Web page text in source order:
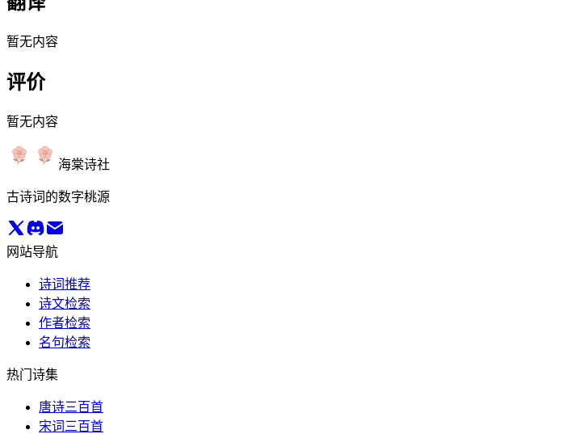
暂无内容
评价
暂无内容
海棠诗社
古诗词的数字桃源
网站导航
诗词推荐
诗文检索
作者检索
名句检索
热门诗集
唐诗三百首
宋词三百首